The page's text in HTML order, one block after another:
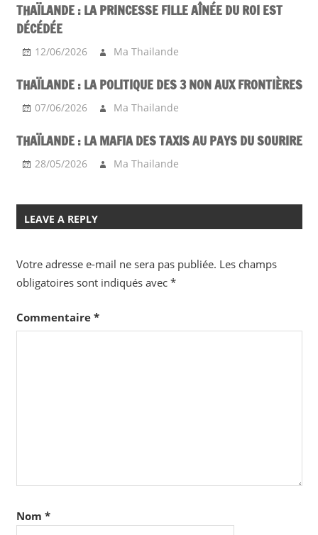
THAÏLANDE : LA PRINCESSE FILLE AÎNÉE DU ROI EST
DÉCÉDÉE
12/06/2026 Ma Thailande
THAÏLANDE : LA POLITIQUE DES 3 NON AUX FRONTIÈRES
07/06/2026 Ma Thailande
THAÏLANDE : LA MAFIA DES TAXIS AU PAYS DU SOURIRE
28/05/2026 Ma Thailande
LEAVE A REPLY
Votre adresse e-mail ne sera pas publiée. Les champs
obligatoires sont indiqués avec *
Commentaire *
Nom *